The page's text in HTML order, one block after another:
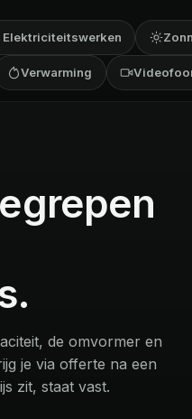
Elektriciteitswerken
Verwarming
de omvormer en
je via offerte na een
zit, staat vast.